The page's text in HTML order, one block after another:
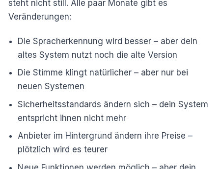
steht nicht still. Alle paar Monate gibt es
Veränderungen:
Die Spracherkennung wird besser – aber dein
altes System nutzt noch die alte Version
Die Stimme klingt natürlicher – aber nur bei
neuen Systemen
Sicherheitsstandards ändern sich – dein System
entspricht ihnen nicht mehr
Anbieter im Hintergrund ändern ihre Preise –
plötzlich wird es teurer